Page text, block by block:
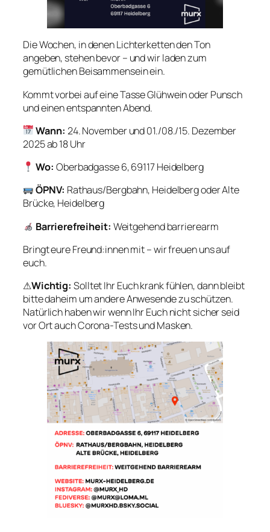
Die Wochen, in denen Lichterketten den Ton
angeben, stehen bevor – und wir laden zum
gemütlichen Beisammensein ein.
Kommt vorbei auf eine Tasse Glühwein oder Punsch
und einen entspannten Abend.
Wann: 24. November und 01./08./15. Dezember
2025 ab 18 Uhr
Wo: Oberbadgasse 6, 69117 Heidelberg
ÖPNV: Rathaus/Bergbahn, Heidelberg oder Alte
Brücke, Heidelberg
Barrierefreiheit: Weitgehend barrierearm
Bringt eure Freund:innen mit – wir freuen uns auf
euch.
⚠Wichtig: Solltet Ihr Euch krank fühlen, dann bleibt
bitte daheim um andere Anwesende zu schützen.
Natürlich haben wir wenn Ihr Euch nicht sicher seid
vor Ort auch Corona-Tests und Masken.